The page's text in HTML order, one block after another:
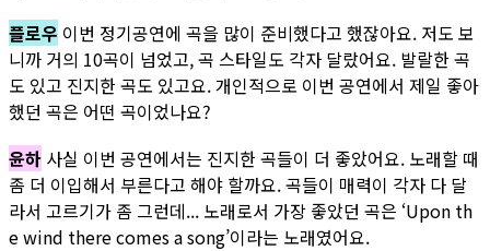
플로우 이번 정기공연에 곡을 많이 준비했다고 했잖아요. 저도 보
니까 거의 10곡이 넘었고, 곡 스타일도 각자 달랐어요. 발랄한 곡
도 있고 진지한 곡도 있고요. 개인적으로 이번 공연에서 제일 좋아
했던 곡은 어떤 곡이었나요?
윤하 사실 이번 공연에서는 진지한 곡들이 더 좋았어요. 노래할 때
좀 더 이입해서 부른다고 해야 할까요. 곡들이 매력이 각자 다 달
라서 고르기가 좀 그런데... 노래로서 가장 좋았던 곡은 ‘Upon th
e wind there comes a song’이라는 노래였어요.